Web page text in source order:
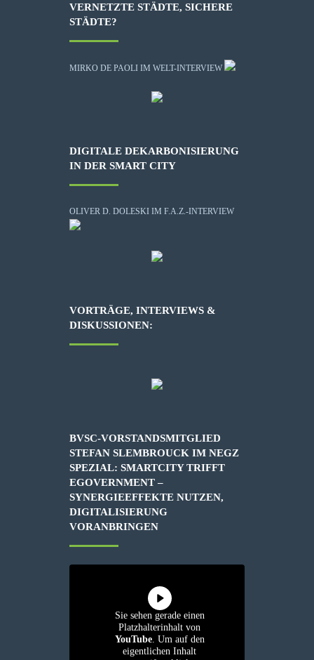
VERNETZTE STÄDTE, SICHERE
STÄDTE?
MIRKO DE PAOLI IM WELT-INTERVIEW
DIGITALE DEKARBONISIERUNG
IN DER SMART CITY
OLIVER D. DOLESKI IM F.A.Z.-INTERVIEW
VORTRÄGE, INTERVIEWS &
DISKUSSIONEN:
BVSC-VORSTANDSMITGLIED
STEFAN SLEMBROUCK IM NEGZ
SPEZIAL: SMARTCITY TRIFFT
EGOVERNMENT –
SYNERGIEEFFEKTE NUTZEN,
DIGITALISIERUNG
VORANBRINGEN
Sie sehen gerade einen
Platzhalterinhalt von
YouTube. Um auf den
eigentlichen Inhalt